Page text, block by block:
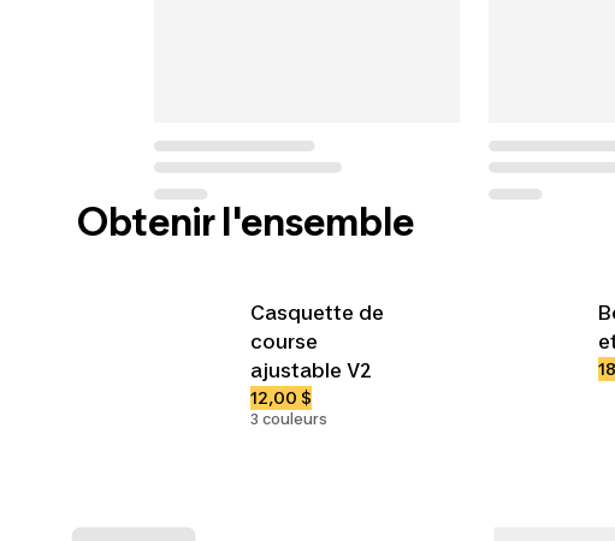
Obtenir l'ensemble
Casquette de
course
ajustable V2
12,00 $
3 couleurs